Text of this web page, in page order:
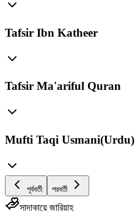
Tafsir Ibn Katheer
Tafsir Ma'ariful Quran
Mufti Taqi Usmani(Urdu)
পূর্ববর্তী পরবর্তী
সাদাকায়ে জারিয়াহ